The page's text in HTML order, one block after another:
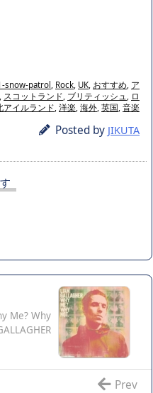
snow-patrol , Rock, UK, おすすめ, ア
, スコットランド, ブリティッシュ, ロ
アイルランド, 洋楽, 海外, 英国, 音楽
Posted by JIKUTA
Me? Why
Prev